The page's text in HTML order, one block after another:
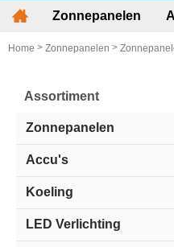
Zonnepanelen
Home > Zonnepanelen >
Assortiment
Zonnepanelen
Accu's
Koeling
LED Verlichting